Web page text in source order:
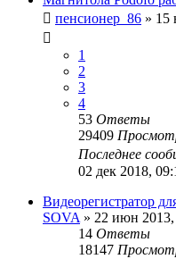
пенсионер_86 » 15
1
2
3
4
53 Ответы
29409
Последнее
02 дек 2018,
Видеорегистратор
SOVA » 22 июн 2013,
14 Ответы
18147